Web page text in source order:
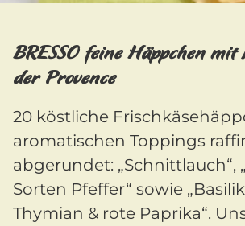
BRESSO feine Häppchen
der Provence
20 köstliche
aromatischen Toppings
abgerundet: „Schnittlauch“,
Sorten Pfeffer“ sowie
Thymian & rote Paprika“.